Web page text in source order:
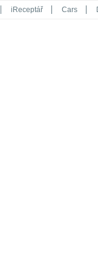
iReceptář Cars